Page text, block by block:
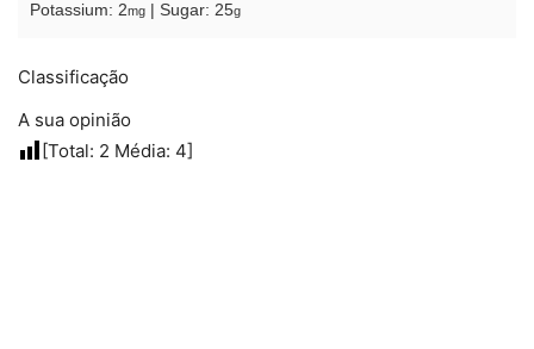
Potassium: 2mg Sugar: 25g
Classificação
A sua opinião
[Total: 2 Média: 4]